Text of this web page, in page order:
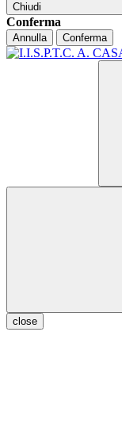
Chiudi
Conferma
Annulla Conferma
close